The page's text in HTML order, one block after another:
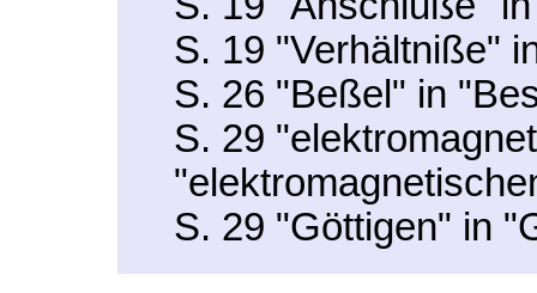
S. 19 "Verhältniße"
S. 26 "Beßel" in
S. 29
S. 29 "Göttigen" in